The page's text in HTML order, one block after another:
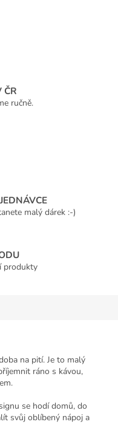
ČR
ručně.
malý dárek :-)
produkty
na pití. Je to malý
ráno s kávou,
se hodí domů, do
svůj oblíbený nápoj a